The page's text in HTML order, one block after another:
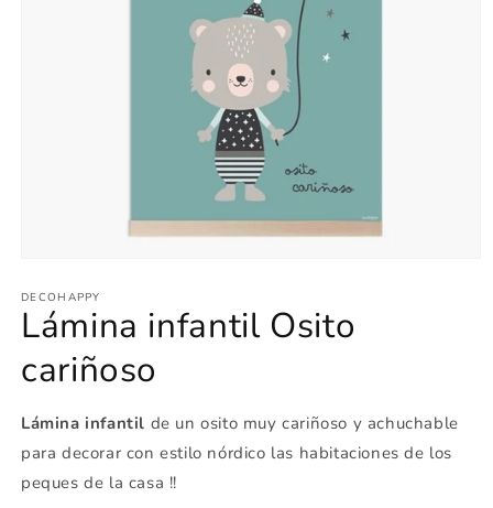
multimedia
1
en
ventana
modal
DECOHAPPY
Lámina infantil Osito
cariñoso
Lámina infantil de un osito muy cariñoso y achuchable
para decorar con estilo nórdico las habitaciones de los
peques de la casa !!